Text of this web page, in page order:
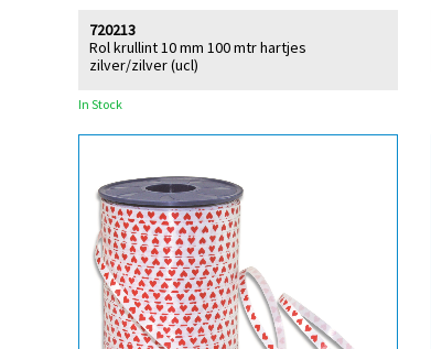
Rol krullint 10 mm 100 mtr hartjes
zilver/zilver (ucl)
720213
In Stock